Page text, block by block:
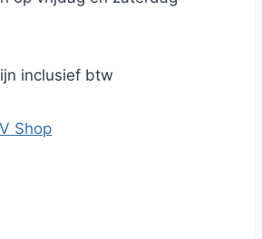
inclusief btw
Shop